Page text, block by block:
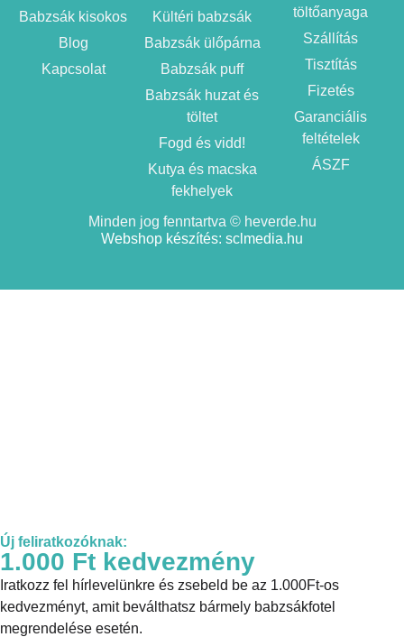
Babzsák kisokos
Blog
Kapcsolat
Kültéri babzsák
Babzsák ülőpárna
Babzsák puff
Babzsák huzat és
töltet
Fogd és vidd!
Kutya és macska
fekhelyek
töltőanyaga
Szállítás
Tisztítás
Fizetés
Garanciális
feltételek
ÁSZF
Minden jog fenntartva © heverde.hu
Webshop készítés: sclmedia.hu
Új feliratkozóknak:
1.000 Ft kedvezmény
Iratkozz fel hírlevelünkre és zsebeld be az 1.000Ft-os
kedvezményt, amit beválthatsz bármely babzsákfotel
megrendelése esetén.